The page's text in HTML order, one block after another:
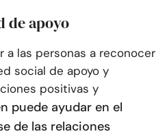
de apoyo
a las personas a reconocer
social de apoyo y
positivas y
puede ayudar en el
de las relaciones